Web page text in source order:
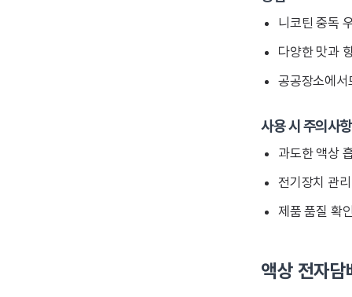
니코틴 중독
다양한 맛과
공공장소에서
사용 시 주의사항
과도한 액상
전기장치 관
제품 품질 확
액상 전자